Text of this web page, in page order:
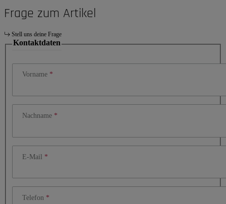
Frage zum Artikel
Stell uns deine Frage
Kontaktdaten
Vorname
Nachname
E-Mail
Telefon